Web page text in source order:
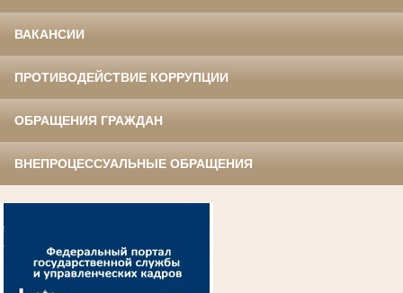
ВАКАНСИИ
ПРОТИВОДЕЙСТВИЕ КОРРУПЦИИ
ОБРАЩЕНИЯ ГРАЖДАН
ВНЕПРОЦЕССУАЛЬНЫЕ ОБРАЩЕНИЯ